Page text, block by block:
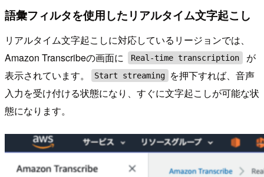
語彙フィルタを使用したリアルタイム文字起こし
リアルタイム文字起こしに対応しているリージョンでは、
Amazon Transcribeの画面に
Real-time transcription
が
表示されています。
Start streaming
を押下すれば、音声
入力を受け付ける状態になり、すぐに文字起こしが可能な状
態になります。